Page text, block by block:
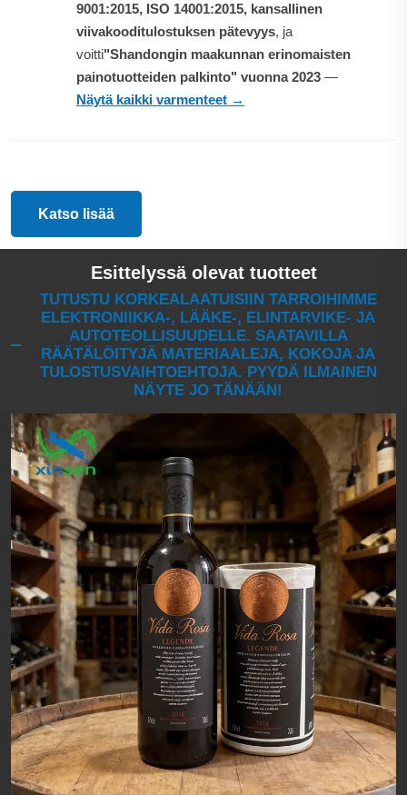
9001:2015, ISO 14001:2015, kansallinen
viivakooditulostuksen pätevyys, ja
voitti"Shandongin maakunnan erinomaisten
painotuotteiden palkinto" vuonna 2023 —
Näytä kaikki varmenteet →
Katso lisää
Esittelyssä olevat tuotteet
TUTUSTU KORKEALAATUISIIN TARROIHIMME
ELEKTRONIIKKA-, LÄÄKE-, ELINTARVIKE- JA
AUTOTEOLLISUUDELLE. SAATAVILLA
RÄÄTÄLÖITYJÄ MATERIAALEJA, KOKOJA JA
TULOSTUSVAIHTOEHTOJA. PYYDÄ ILMAINEN
NÄYTE JO TÄNÄÄN!